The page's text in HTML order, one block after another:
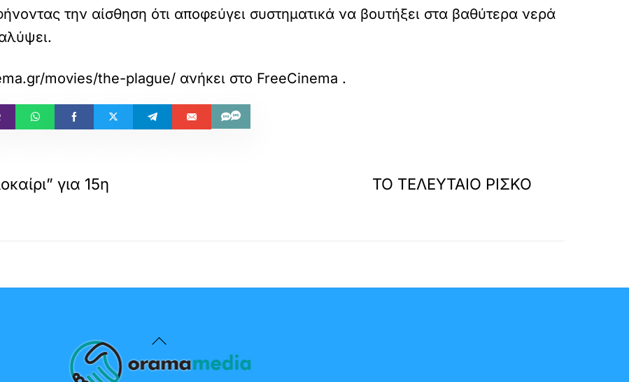
την αίσθηση ότι αποφεύγει συστηματικά να βουτήξει στα βαθύτερα νερά
movies/the-plague/ ανήκει στο FreeCinema .
για 15η
ΤΟ ΤΕΛΕΥΤΑΙΟ ΡΙΣΚΟ
Back
To